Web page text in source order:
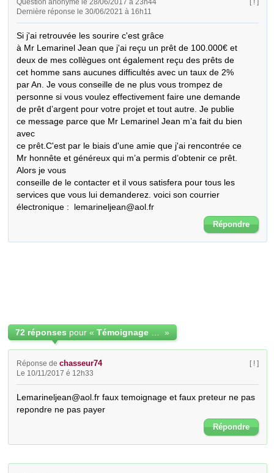
Question anonyme le 28/06/2017 à 23h44
Dernière réponse le 30/06/2021 à 16h11
[ ! ]
Si j'ai retrouvée les sourire c'est grâce
à Mr Lemarinel Jean que j'ai reçu un prêt de 100.000€ et
deux de mes collègues ont également reçu des prêts de
cet homme sans aucunes difficultés avec un taux de 2%
par An. Je vous conseille de ne plus vous trompez de
personne si vous voulez effectivement faire une demande
de prêt d’argent pour votre projet et tout autre. Je publie
ce message parce que Mr Lemarinel Jean m’a fait du bien
avec
ce prêt.C'est par le biais d'une amie que j'ai rencontrée ce
Mr honnête et généreux qui m’a permis d’obtenir ce prêt.
Alors je vous
conseille de le contacter et il vous satisfera pour tous les
services que vous lui demanderez. voici son courrier
électronique :  lemarineljean@aol.fr
Répondre
72 réponses pour « »
Réponse dechasseur74
Le 10/11/2017 é 12h33
[ ! ]
Lemarineljean@aol.fr faux temoignage et faux preteur ne pas
repondre ne pas payer
Répondre